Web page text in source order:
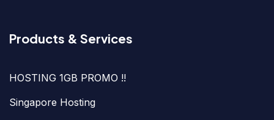
Products & Services
HOSTING 1GB PROMO !!
Singapore Hosting